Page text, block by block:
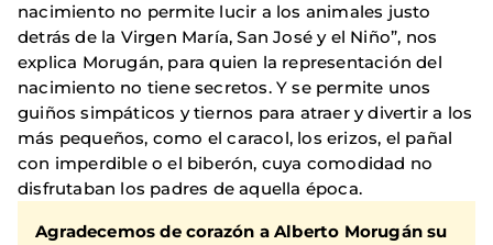
nacimiento no permite lucir a los animales justo
detrás de la Virgen María, San José y el Niño”, nos
explica Morugán, para quien la representación del
nacimiento no tiene secretos. Y se permite unos
guiños simpáticos y tiernos para atraer y divertir a los
más pequeños, como el caracol, los erizos, el pañal
con imperdible o el biberón, cuya comodidad no
disfrutaban los padres de aquella época.
Agradecemos de corazón a Alberto Morugán su